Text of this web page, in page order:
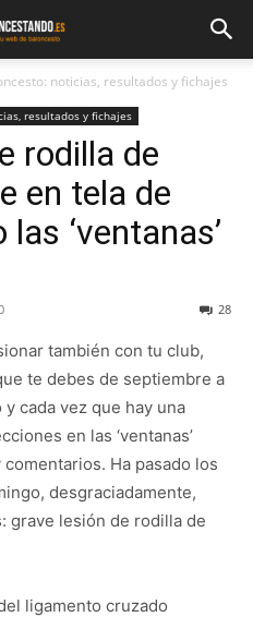
noticias, resultados y fichajes
resultados y fichajes
rodilla de
en tela de
‘ventanas’
28
también con tu club,
te debes de septiembre a
cada vez que hay una
en las ‘ventanas’
Ha pasado los
desgraciadamente,
grave lesión de rodilla de
ligamento cruzado